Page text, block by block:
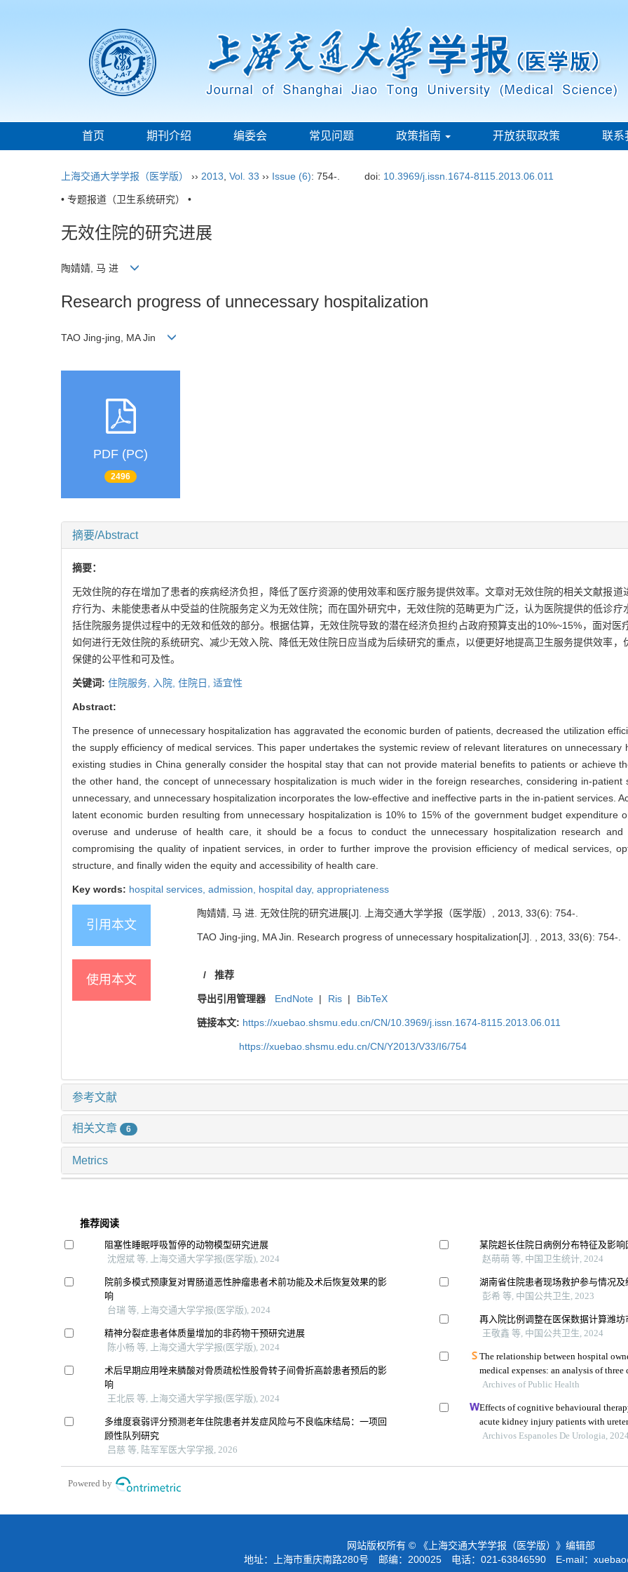
首页 期刊介绍 编委会 常见问题 政策指南 开放获取政策 联系
上海交通大学学报（医学版） ›› 2013 Vol. 33 ›› Issue (6): 754-. doi: 10.3969/j.issn.1674-8115.2013.06.011
• 专题报道（卫生系统研究） •
无效住院的研究进展
陶婧婧, 马 进
Research progress of unnecessary hospitalization
TAO Jing-jing, MA Jin
PDF (PC)
2496
摘要/Abstract
摘要：
无效住院的存在增加了患者的疾病经济负担，降低了医疗资源的使用效率和医疗服务提供效率。文章对无效住院的相关文献报
疗行为、未能使患者从中受益的住院服务定义为无效住院；而在国外研究中，无效住院的范畴更为广泛，认为医院提供的低诊
括住院服务提供过程中的无效和低效的部分。根据估算，无效住院导致的潜在经济负担约占政府预算支出的10%~15%，面对医
如何进行无效住院的系统研究、减少无效入院、降低无效住院日应当成为后续研究的重点，以便更好地提高卫生服务提供效率
保健的公平性和可及性。
关键词: 住院服务, 入院, 住院日, 适宜性
Abstract:
The presence of unnecessary hospitalization has aggravated the economic burden of patients, decreased the utilization
the supply efficiency of medical services. This paper undertakes the systemic review of relevant literatures on unnecessary
existing studies in China generally consider the hospital stay that can not provide material benefits to patients or achieve
the other hand, the concept of unnecessary hospitalization is much wider in the foreign researches, considering in-patient
unnecessary, and unnecessary hospitalization incorporates the low-effective and ineffective parts in the in-patient services.
latent economic burden resulting from unnecessary hospitalization is 10% to 15% of the government budget expenditure
overuse and underuse of health care, it should be a focus to conduct the unnecessary hospitalization research and
compromising the quality of inpatient services, in order to further improve the provision efficiency of medical services,
structure, and finally widen the equity and accessibility of health care.
Key words: hospital services, admission, hospital day, appropriateness
引用本文
陶婧婧, 马 进. 无效住院的研究进展[J]. 上海交通大学学报（医学版）, 2013, 33(6): 754-.
TAO Jing-jing, MA Jin. Research progress of unnecessary hospitalization[J]. , 2013, 33(6): 754-.
使用本文 / 推荐
导出引用管理器 EndNote | Ris | BibTeX
链接本文: https://xuebao.shsmu.edu.cn/CN/10.3969/j.issn.1674-8115.2013.06.011
https://xuebao.shsmu.edu.cn/CN/Y2013/V33/I6/754
参考文献
相关文章 6
Metrics
推荐阅读
阻塞性睡眠呼吸暂停的动物模型研究进展
沈煜斌 等, 上海交通大学学报(医学版), 2024
院前多模式预康复对胃肠道恶性肿瘤患者术前功能及术后恢复效果的影
响
台瑞 等, 上海交通大学学报(医学版), 2024
精神分裂症患者体质量增加的非药物干预研究进展
陈小畅 等, 上海交通大学学报(医学版), 2024
术后早期应用唑来膦酸对骨质疏松性股骨转子间骨折高龄患者预后的影
响
王北辰 等, 上海交通大学学报(医学版), 2024
多维度衰弱评分预测老年住院患者并发症风险与不良临床结局：一项回
顾性队列研究
吕慈 等, 陆军军医大学学报, 2026
某院超长住院日病例分布特征及影响
赵萌萌 等, 中国卫生统计, 2024
湖南省住院患者现场救护参与情况
彭希 等, 中国公共卫生, 2023
再入院比例调整在医保数据计算潍
王敬鑫 等, 中国公共卫生, 2024
The relationship between hospital
Archives of Public Health
Effects of cognitive behavioural
acute kidney injury patients with
department: a retrospective study
Archivos Espanoles De Urologia,
Powered by
网站版权所有 © 《上海交通大学学报（医学版）》编辑部
地址：上海市重庆南路280号 邮编：200025 电话：021-63846590 E-mail：